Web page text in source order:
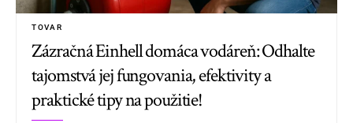
TOVAR
Zázračná Einhell domáca vodáreň: Odhalte
tajomstvá jej fungovania, efektivity a
praktické tipy na použitie!